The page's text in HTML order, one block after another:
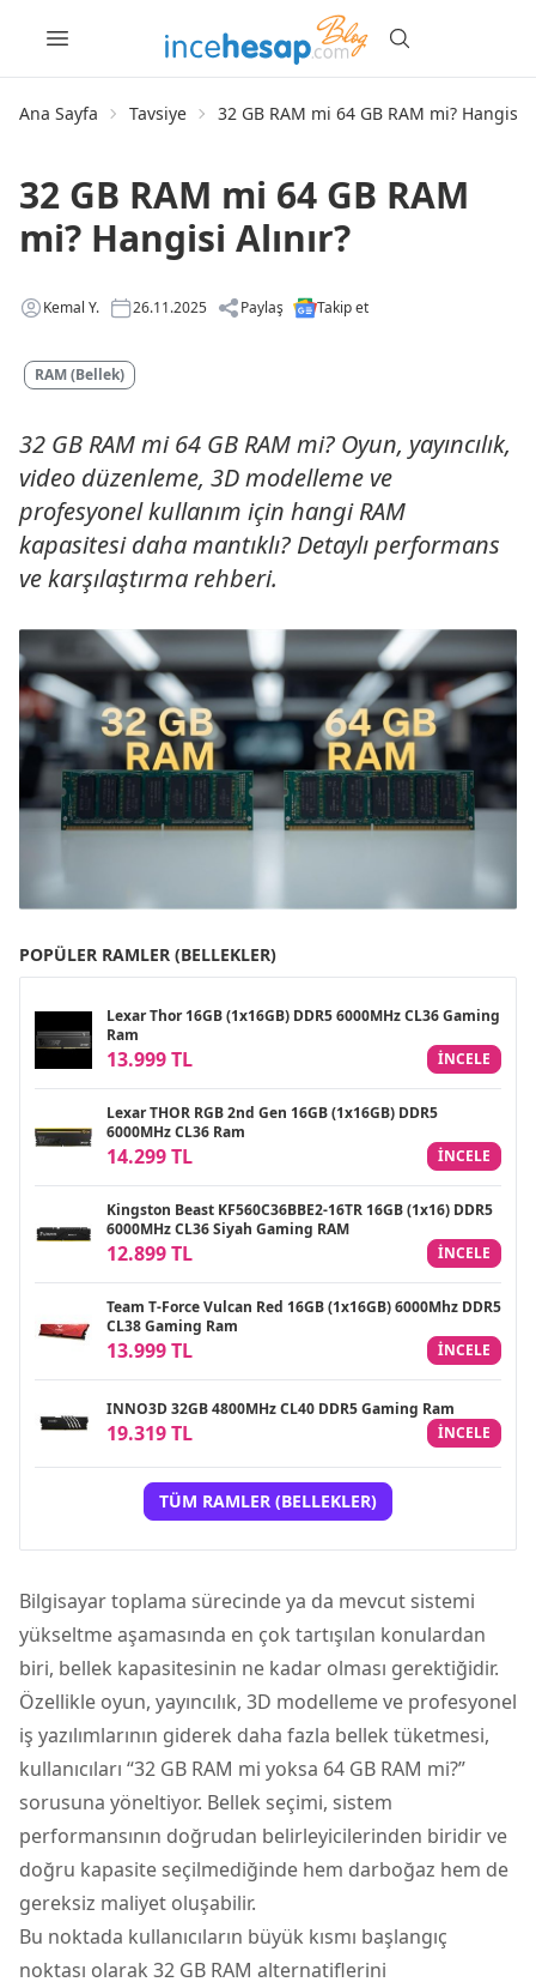
Ana Sayfa Tavsiye 32 GB RAM mi 64 GB RAM mi? Hangisi
32 GB RAM mi 64 GB RAM
mi? Hangisi Alınır?
Kemal Y. 26.11.2025 Paylaş Takip et
RAM (Bellek)
32 GB RAM mi 64 GB RAM mi? Oyun, yayıncılık,
video düzenleme, 3D modelleme ve
profesyonel kullanım için hangi RAM
kapasitesi daha mantıklı? Detaylı performans
ve karşılaştırma rehberi.
POPÜLER RAMLER (BELLEKLER)
Lexar Thor 16GB (1x16GB) DDR5 6000MHz CL36 Gaming
Ram
13.999 TL INCELE
Lexar THOR RGB 2nd Gen 16GB (1x16GB) DDR5
6000MHz CL36 Ram
14.299 TL INCELE
Kingston Beast KF560C36BBE2-16TR 16GB (1x16) DDR5
6000MHz CL36 Siyah Gaming RAM
12.899 TL INCELE
Team T-Force Vulcan Red 16GB (1x16GB) 6000Mhz DDR5
CL38 Gaming Ram
13.999 TL INCELE
INNO3D 32GB 4800MHz CL40 DDR5 Gaming Ram
19.319 TL INCELE
TÜM RAMLER (BELLEKLER)
Bilgisayar toplama sürecinde ya da mevcut sistemi
yükseltme aşamasında en çok tartışılan konulardan
biri, bellek kapasitesinin ne kadar olması gerektiğidir.
Özellikle oyun, yayıncılık, 3D modelleme ve profesyonel
iş yazılımlarının giderek daha fazla bellek tüketmesi,
kullanıcıları “32 GB RAM mi yoksa 64 GB RAM mi?”
sorusuna yöneltiyor. Bellek seçimi, sistem
performansının doğrudan belirleyicilerinden biridir ve
doğru kapasite seçilmediğinde hem darboğaz hem de
gereksiz maliyet oluşabilir.
Bu noktada kullanıcıların büyük kısmı başlangıç
noktası olarak 32 GB RAM alternatiflerini